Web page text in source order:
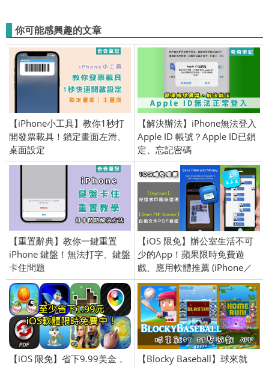
你可能感興趣的文章
【iPhone小工具】教你1秒打
開發票載具！鎖定畫面左滑、
桌面設定
【解決辦法】iPhone無法登入
Apple ID 帳號？Apple ID已鎖
定、忘記密碼
【重置辭典】教你一鍵重置
iPhone 鍵盤！無法打字、鍵盤
卡住問題
【iOS 限免】辦公室生活不可
少的App！蘋果限時免費遊
戲、應用軟體推薦 (iPhone／
iPad) 2017/4/19
【iOS 限免】省下9.99美金，
【Blocky Baseball】球來就